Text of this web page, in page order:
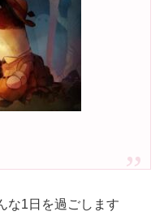
な1日を過ごします